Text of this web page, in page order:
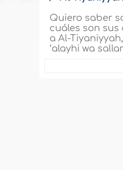
Quiero saber
cuáles son
a Al-
‘alayhi wa